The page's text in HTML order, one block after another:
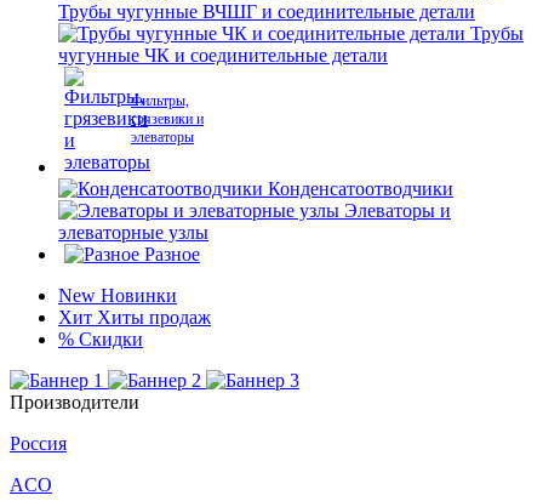
Трубы чугунные ВЧШГ и соединительные детали
Трубы
чугунные ЧК и соединительные детали
Фильтры,
грязевики и
элеваторы
Конденсатоотводчики
Элеваторы и
элеваторные узлы
Разное
New Новинки
Хит Хиты продаж
% Скидки
Производители
Россия
ACO